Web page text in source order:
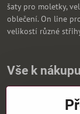
šaty pro moletky,
oblečení. On line
velikostí různé
Vše k nákupu
Zasíláme i na